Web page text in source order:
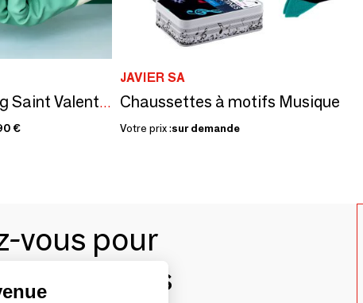
Kit à semer "Fucking Saint Valentin"Fabriqué en France
€
JAVIER SA
Chaussettes à motifs Musique
Votre prix :sur demande
vous pour
marques